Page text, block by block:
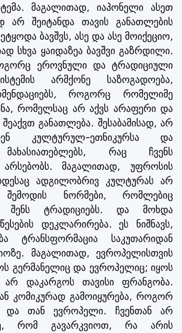
მაგალითად, იაპონელი ასეთ
არ შეიტანდა თავის განათლების
ბავშვს, ასე და ასე მოიქეციო,
სხვა ყაიდაზეა ბავშვი გაზრდილი.
ეროვნული და ტრადიციული
არმქონე საზოგადოება,
როგორც რომელიმე
რომელსაც არ აქვს არაფერი და
განათლება. შესაბამისად, არ
კულტურულ-ეთნიკურსა და
რაც ჩვენს
არსებობს. მაგალითად, უფროსის
ადგილობრივ კულტურას არ
შემოდის ნორმები, რომლებიც
შენს ტრადიციებს. და მოხდა
დეკლარირება. ეს ნიშნავს,
საკუთარიდან
მაგალითად, ევროპელისთვის
გერმანელიც და ევროპელიც; იყოს
დაკარგოს თავისი ფრანგობა.
კომიკურად გამოიყურება, როგორ
და თან ევროპელი. ჩვენთან არ
რომ გავარკვიოთ, რა არის